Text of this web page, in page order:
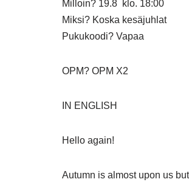
Milloin? 19.8 klo. 18:00
Miksi? Koska kesäjuhlat
Pukukoodi? Vapaa
OPM? OPM X2
IN ENGLISH
Hello again!
Autumn is almost upon us